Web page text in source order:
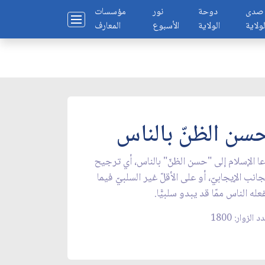
مؤسسات
المعارف
نور
الأسبوع
دوحة
الولاية
صدى
الظنّ بالناس
الإسلام إلى "حسن الظنّ" بالناس، أي ترجيح
الإيجابيّ، أو على الأقلّ غير السلبيّ فيما
الناس ممّا قد يبدو سلبيًّا.
الزوار: 1800